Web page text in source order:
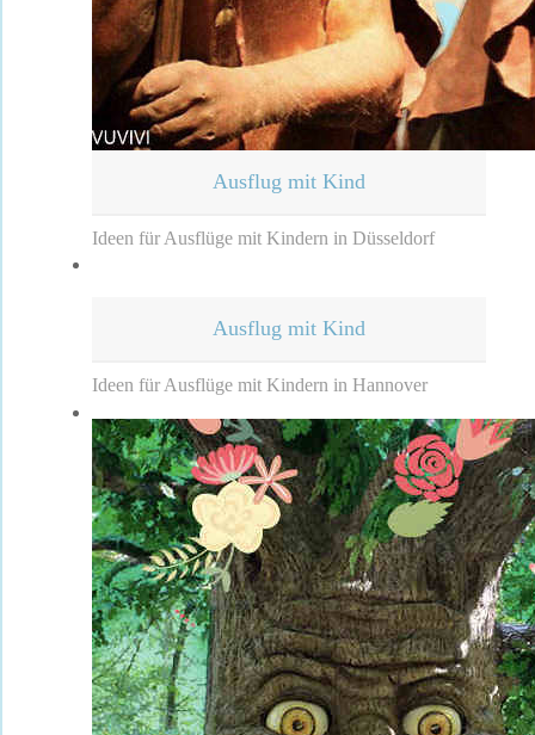
Ausflug mit Kind
Ideen für Ausflüge mit Kindern in Düsseldorf
Ausflug mit Kind
Ideen für Ausflüge mit Kindern in Hannover